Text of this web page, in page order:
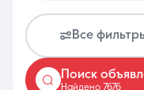
Все
Поиск
Найдено 7676